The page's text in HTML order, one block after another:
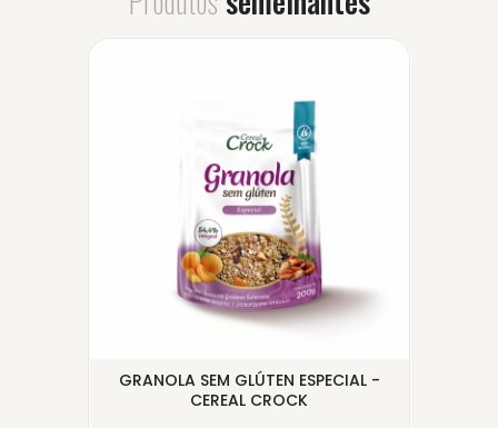
GRANOLA SEM GLÚTEN ESPECIAL -
CEREAL CROCK